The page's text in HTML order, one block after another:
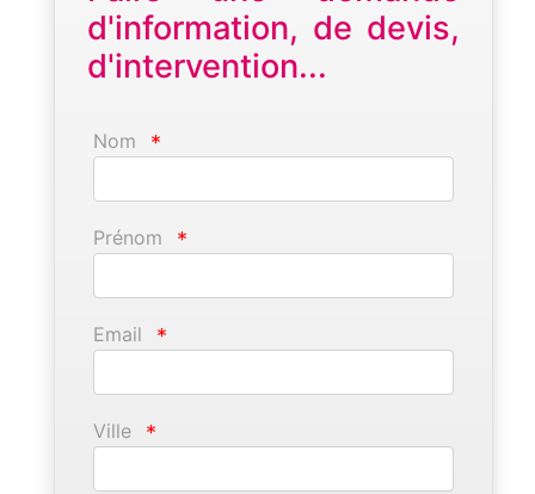
d'information, de devis,
d'intervention...
Nom *
Prénom *
Email *
Ville *